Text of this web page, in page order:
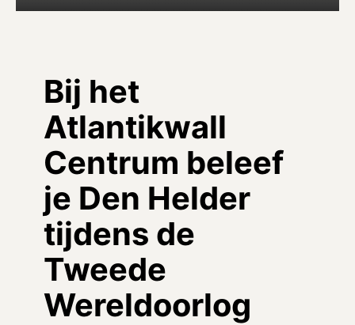
Bij het
Atlantikwall
Centrum beleef
je Den Helder
tijdens de
Tweede
Wereldoorlog